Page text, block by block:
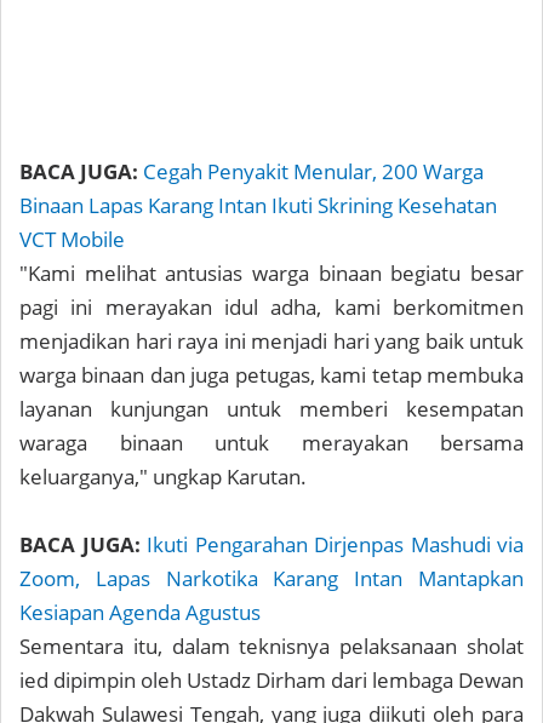
BACA JUGA: Cegah Penyakit Menular, 200 Warga
Binaan Lapas Karang Intan Ikuti Skrining Kesehatan
VCT Mobile
"Kami melihat antusias warga binaan begiatu besar
pagi ini merayakan idul adha, kami berkomitmen
menjadikan hari raya ini menjadi hari yang baik untuk
warga binaan dan juga petugas, kami tetap membuka
layanan kunjungan untuk memberi kesempatan
waraga binaan untuk merayakan bersama
keluarganya," ungkap Karutan.
BACA JUGA: Ikuti Pengarahan Dirjenpas Mashudi via
Zoom, Lapas Narkotika Karang Intan Mantapkan
Kesiapan Agenda Agustus
Sementara itu, dalam teknisnya pelaksanaan sholat
ied dipimpin oleh Ustadz Dirham dari lembaga Dewan
Dakwah Sulawesi Tengah, yang juga diikuti oleh para